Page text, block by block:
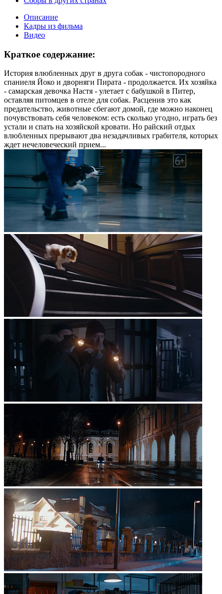
Описание
Кадры из фильма
Видео
Краткое содержание:
История влюбленных друг в друга собак - чистопородного
спаниеля Йоко и дворняги Пирата - продолжается. Их хозяйка
- самарская девочка Настя - улетает с бабушкой в Питер,
оставляя питомцев в отеле для собак. Расценив это как
предательство, животные сбегают домой, где можно наконец
почувствовать себя человеком: есть сколько угодно, играть без
устали и спать на хозяйской кровати. Но райский отдых
влюбленных прерывают два незадачливых грабителя, которых
ждет нечеловеческий прием...